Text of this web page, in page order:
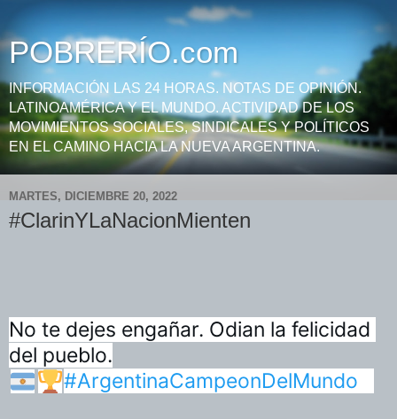
POBRERÍO.com
INFORMACIÓN LAS 24 HORAS. NOTAS DE OPINIÓN.
LATINOAMÉRICA Y EL MUNDO. ACTIVIDAD DE LOS
MOVIMIENTOS SOCIALES, SINDICALES Y POLÍTICOS
EN EL CAMINO HACIA LA NUEVA ARGENTINA.
MARTES, DICIEMBRE 20, 2022
#ClarinYLaNacionMienten
No te dejes engañar. Odian la felicidad
#ArgentinaCampeonDelMundo